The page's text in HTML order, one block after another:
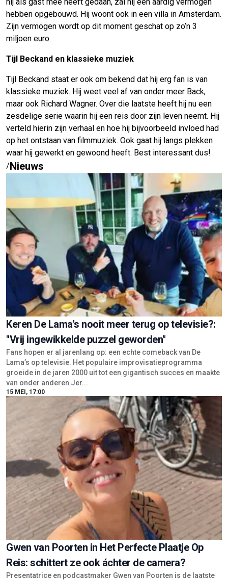
hebben opgebouwd. Hij woont ook in een villa in Amsterdam.
Zijn vermogen wordt op dit moment geschat op zo’n 3
miljoen euro.
Tijl Beckand en klassieke muziek
Tijl Beckand staat er ook om bekend dat hij erg fan is van
klassieke muziek. Hij weet veel af van onder meer Back,
maar ook Richard Wagner. Over die laatste heeft hij nu een
zesdelige serie waarin hij een reis door zijn leven neemt. Hij
verteld hierin zijn verhaal en hoe hij bijvoorbeeld invloed had
op het ontstaan van filmmuziek. Ook gaat hij langs plekken
waar hij gewerkt en gewoond heeft. Best interessant dus!
/Nieuws
Keren De Lama's nooit meer terug op televisie?:
"Vrij ingewikkelde puzzel geworden"
Fans hopen er al jarenlang op: een echte comeback van De
Lama’s op televisie. Het populaire improvisatieprogramma
groeide in de jaren 2000 uit tot een gigantisch succes en maakte
van onder anderen Jer...
15 MEI, 17:00
Gwen van Poorten in Het Perfecte Plaatje Op
Reis: schittert ze ook áchter de camera?
Presentatrice en podcastmaker Gwen van Poorten is de laatste